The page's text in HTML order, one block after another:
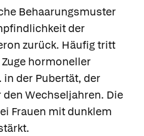
Behaarungsmuster
der
zurück. Häufig tritt
hormoneller
in der Pubertät, der
Wechseljahren. Die
Frauen mit dunklem